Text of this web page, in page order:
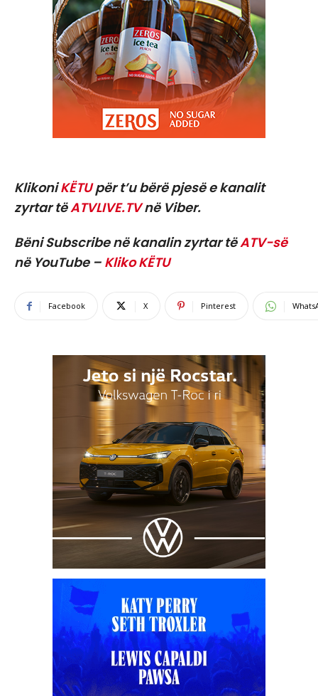
KlikoniKËTUpër t’u bërë pjesë e kanalit
zyrtar tëATVLIVE.TVnë Viber.
Bëni Subscribe në kanalin zyrtar tëATV-së
në YouTube – Kliko KËTU
Facebook X Pinterest